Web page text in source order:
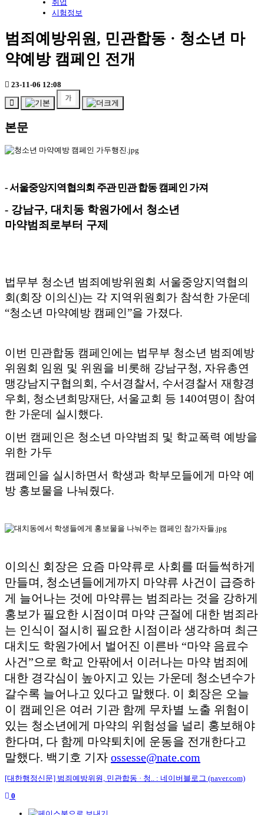
취업
시험정보
범죄예방위원, 민관합동 · 청소년 마
약예방 캠페인 전개
23-11-06 12:08
본문
-서울중앙지역협의회 주관 민관 합동 캠페인 가져
- 강남구, 대치동 학원가에서 청소년
마약범죄로부터 구제
법무부 청소년 범죄예방위원회 서울중앙지역협의
회 (회장 이의신)는 각 지역위원회가 참석한 가운데
“청소년 마약예방 캠페인”을 가졌다.
이번 민관합동 캠페인에는 법무부 청소년 범죄예방
위원회 임원 및 위원을 비롯해 강남구청, 자유총연
맹강남지구협의회 , 수서경찰서 , 수서경찰서 재향경
우회 , 청소년희망재단, 서울교회 등 140여명이 참여
한 가운데 실시했다.
이번 캠페인은 청소년 마약범죄 및 학교폭력 예방을
위한 가두
캠페인을 실시하면서 학생과 학부모들에게 마약 예
방 홍보물을 나눠줬다.
이의신 회장은 요즘 마약류로 사회를 떠들썩하게
만들며 , 청소년들에게까지 마약류 사건이 급증하
게 늘어나는 것에 마약류는 범죄라는 것을 강하게
홍보가 필요한 시점이며 마약 근절에 대한 범죄라
는 인식이 절시히 필요한 시점이라 생각하며 최근
대치도 학원가에서 벌어진 이른바 “마약 음료수
사건”으로 학교 안팎에서 이러나는 마약 범죄에
대한 경각심이 높아지고 있는 가운데 청소년수가
갈수록 늘어나고 있다고 말했다. 이 회장은 오늘
이 캠페인은 여러 기관 함께 무차별 노출 위험이
있는 청소년에게 마약의 위험성을 널리 홍보해야
한다며 , 다 함께 마약퇴치에 운동을 전개한다고
말했다. 백기호 기자 ossesse@nate.com
[대한행정신문] 범죄예방위원, 민관합동 · 청.. : 네이버블로그 (naver.com)
0